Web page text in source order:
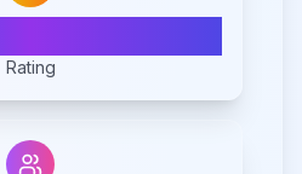
Rating